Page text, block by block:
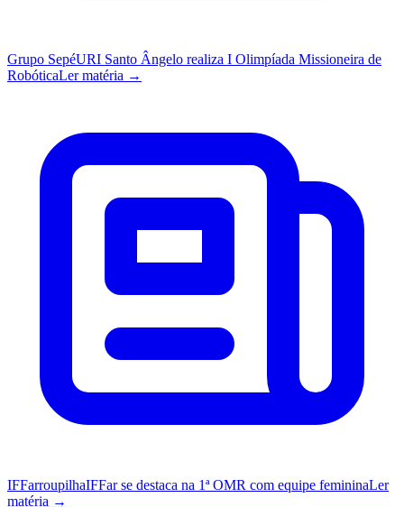
Grupo SepéURI Santo Ângelo realiza I Olimpíada Missioneira de
RobóticaLer matéria →
IFFarroupilhaIFFar se destaca na 1ª OMR com equipe femininaLer
matéria →